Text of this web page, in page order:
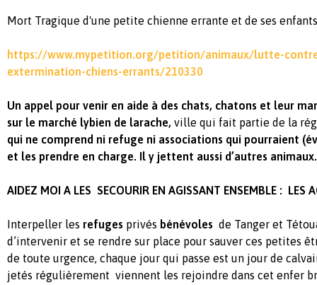
Mort Tragique d'une petite chienne errante et de ses
https://www.mypetition.org/petition/animaux/lutte-
extermination-chiens-errants/210330
Un appel pour venir en aide à des chats, chatons et leur
sur le marché lybien de larache, ville qui fait partie de la
qui ne comprend ni refuge ni associations qui pourraient
et les prendre en charge. Il y jettent aussi d’autres
AIDEZ MOI A LES SECOURIR EN AGISSANT ENSEMBLE : LES
Interpeller les refuges privés bénévoles de Tanger et
d’intervenir et se rendre sur place pour sauver ces petites
de toute urgence, chaque jour qui passe est un jour de
jetés régulièrement viennent les rejoindre dans cet enfer